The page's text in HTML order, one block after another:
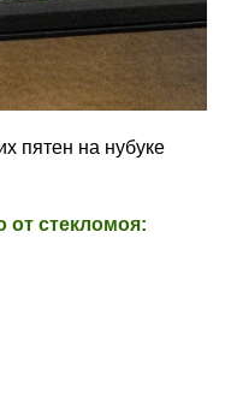
пятен на нубуке
от стекломоя: